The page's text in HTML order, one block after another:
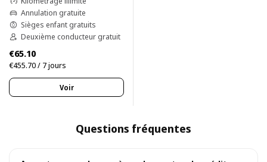
Annulation gratuite
Sièges enfant gratuits
Deuxième conducteur gratuit
€65.10
€455.70 / 7 jours
Voir
Questions fréquentes